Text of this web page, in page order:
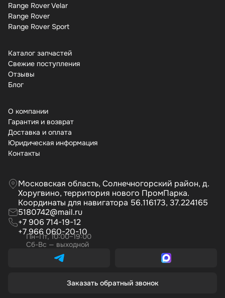
Range Rover Velar
Range Rover
Range Rover Sport
Каталог запчастей
Свежие поступления
Отзывы
Бло
О компании
Гарантия и возврат
Доставка и оплата
Юридическая информация
Контакты
Московская область, Солнечногорский район, д.
Хоругвино, территория нового ПромПарка.
Координаты для навигатора 56.116173, 37.224165
5180742@mail.ru
+7 906 714-19-12
+7 966 060-20-10
Пн–Пт, 10:00–19:00
Сб-Вс — выходной
Заказать обратный звонок